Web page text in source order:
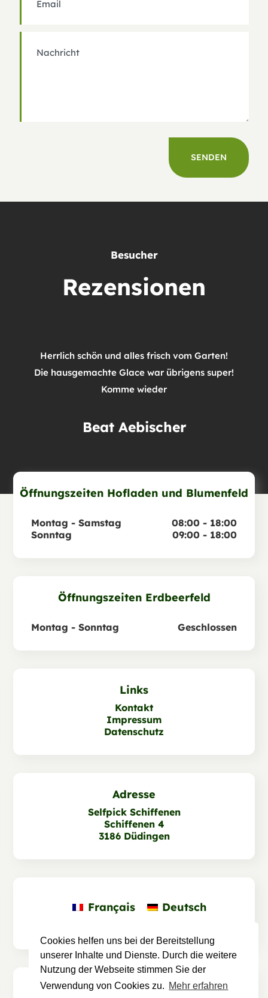
Cookies helfen uns bei der Bereitstellung
unserer Inhalte und Dienste. Durch die weitere
Nutzung der Webseite stimmen Sie der
Verwendung von Cookies zu. Mehr erfahren
SENDEN
Besucher
Rezensionen
Herrlich schön und alles frisch vom Garten!
Die hausgemachte Glace war übrigens super!
Komme wieder
Beat Aebischer
Öffnungszeiten Hofladen und Blumenfeld
Montag - Samstag
08:00 - 18:00
Sonntag
09:00 - 18:00
Öffnungszeiten Erdbeerfeld
Montag - Sonntag Geschlossen
Links
Kontakt
Impressum
Datenschutz
Adresse
Selfpick Schiffenen
Schiffenen 4
3186 Düdingen
Français Deutsch
Designed and Developed bymyls